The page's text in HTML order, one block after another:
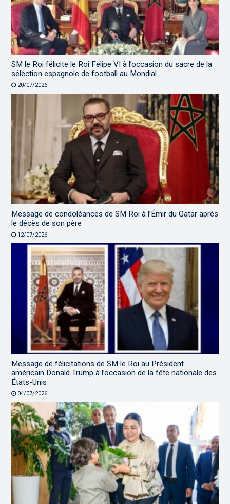
SM le Roi félicite le Roi Felipe VI à l’occasion du sacre de la
sélection espagnole de football au Mondial
20/07/2026
Message de condoléances de SM Roi à l’Émir du Qatar après
le décès de son père
12/07/2026
Message de félicitations de SM le Roi au Président
américain Donald Trump à l’occasion de la fête nationale des
États-Unis
04/07/2026